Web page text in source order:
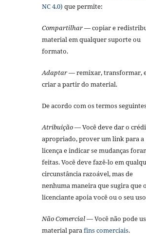
NC 4.0) que permite:
Compartilhar— copiar e
material em qualquer suporte ou
formato.
Adaptar— remixar, transformar,
criar a partir do material.
De acordo com os termos
Atribuição— Você deve dar o
apropriado, prover um link para a
licença e indicar se mudanças
feitas. Você deve fazê-lo em
circunstância razoável, mas de
nenhuma maneira que sugira que
licenciante apoia você ou o seu
Não Comercial— Você não pode
material para fins comerciais.